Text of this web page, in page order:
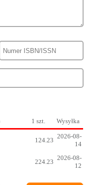
1 szt. Wysyłka
124.23
2026-08-
14
224.23
2026-08-
12